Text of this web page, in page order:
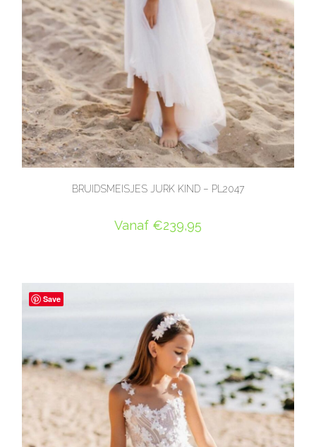
BRUIDSMEISJES JURK KIND – PL2047
Vanaf €239,95
Save